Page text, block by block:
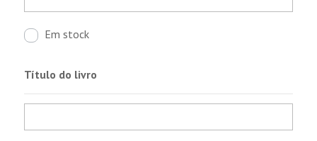
Em stock
Título do livro